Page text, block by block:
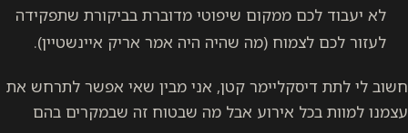
לא יעבוד לכם ממקום שיפוטי מדוברת בביקורת שתפקידה
לעזור לכם לצמוח (מה שהיה היה אמר אריק איינשטיין).
חשוב לי לתת דיסקליימר קטן, אני מבין שאי אפשר לתרחש את
עצמנו למוות בכל אירוע אבל מה שבטוח זה שבמקרים בהם